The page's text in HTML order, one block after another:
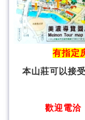
有指定
本山莊可以接
歡迎電洽